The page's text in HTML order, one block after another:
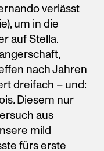
verlässt
um in die
auf Stella.
nach Jahren
dreifach – und:
.Diesem nur
aus
mild
fürs erste